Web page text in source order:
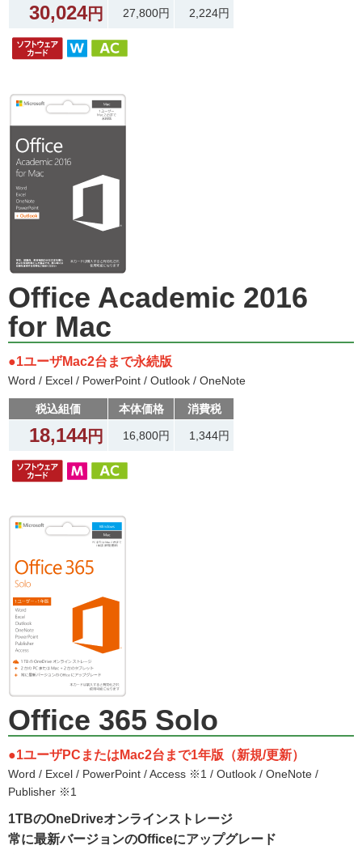
30,024円 27,800円 2,224円
Office Academic 2016
for Mac
●1ユーザMac2台まで永続版
Word / Excel / PowerPoint / Outlook / OneNote
税込組価 本体価格 消費税
18,144円 16,800円 1,344円
Office 365 Solo
●1ユーザPCまたはMac2台まで1年版（新規/更新）
Word / Excel / PowerPoint / Access ※1 / Outlook / OneNote /
Publisher ※1
1TBのOneDriveオンラインストレージ
常に最新バージョンのOfficeにアップグレード